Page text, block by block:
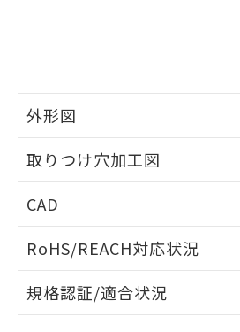
外形図
取りつけ穴加工図
CAD
ドすることができます。
ログイン/会員
RoHS/REACH対応状況
EU RoHS 注意事項・凡例
規格認証/適合状況
品・サービスに関する
をご了承ください。
※当社の共同利用者とは
下記の非含有証明書をダウ
とができます。
EU RoHS指令（10物質）の
51物質の非含有証明書（当社
※本証明書は発行日時点で
ものではありません。
また、RoHS指令のフタル
物質の対応では、対応完了ま
欄に対応日を記載しておりま
既に当社にて対応品への在